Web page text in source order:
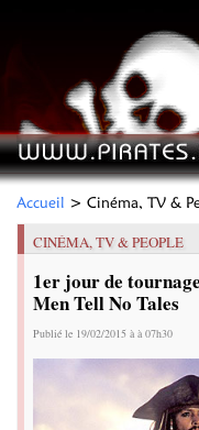
Accueil > Cinéma, TV &
CINÉMA, TV & PEOPLE
1er jour de
Men Tell No Tales
Publié le 19/02/2015 à à 07h30